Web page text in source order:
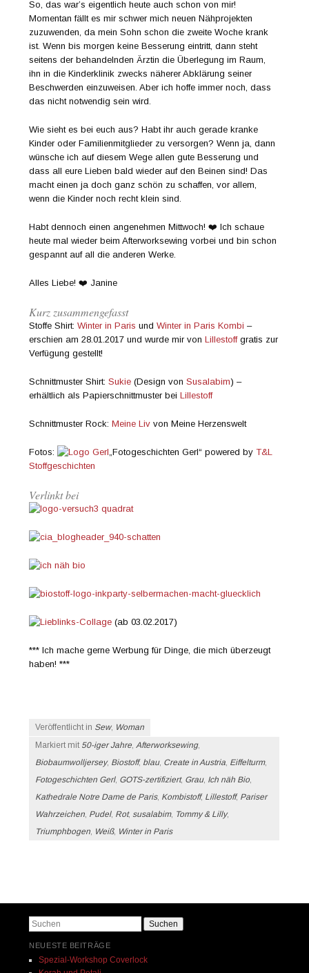
So, das war’s eigentlich heute auch schon von mir!
Momentan fällt es mir schwer mich neuen Nähprojekten
zuzuwenden, da mein Sohn schon die zweite Woche krank
ist. Wenn bis morgen keine Besserung eintritt, dann steht
seitens der behandelnden Ärztin die Überlegung im Raum,
ihn in die Kinderklinik zwecks näherer Abklärung seiner
Beschwerden einzuweisen. Aber ich hoffe immer noch, dass
das nicht notwendig sein wird.
Wie sieht es bei euch aus? Habt ihr auch gerade kranke
Kinder oder Familienmitglieder zu versorgen? Wenn ja, dann
wünsche ich auf diesem Wege allen gute Besserung und
dass all eure Lieben bald wieder auf den Beinen sind! Das
macht einen ja doch ganz schön zu schaffen, vor allem,
wenn die Kinder noch recht klein sind.
Habt dennoch einen angenehmen Mittwoch! ❤️ Ich schaue
heute mal wieder beim Afterworksewing vorbei und bin schon
gespannt auf all die anderen Werke.
Alles Liebe! ❤️ Janine
Kurz zusammengefasst
Stoffe Shirt:Winter in Paris undWinter in Paris Kombi –
erschien am 28.01.2017 und wurde mir vonLillestoffgratis zur
Verfügung gestellt!
Schnittmuster Shirt:Sukie (Design vonSusalabim) –
erhältlich als Papierschnittmuster beiLillestoff
Schnittmuster Rock:Meine Liv von Meine Herzenswelt
Fotos: „Fotogeschichten Gerl“ powered byT&L
Stoffgeschichten
Verlinkt bei
(ab 03.02.2017)
*** Ich mache gerne Werbung für Dinge, die mich überzeugt
haben! ***
Veröffentlicht in Sew, Woman
Markiert mit 50-iger Jahre,Afterworksewing,
Biobaumwolljersey, Biostoff, blau, Create in Austria, Eiffelturm,
Fotogeschichten Gerl, GOTS-zertifiziert, Grau, Ich näh Bio,
Kathedrale Notre Dame de Paris, Kombistoff, Lillestoff, Pariser
Wahrzeichen, Pudel, Rot, susalabim, Tommy & Lilly,
Triumphbogen, Weiß, Winter in Paris
Suchen
NEUESTE BEITRÄGE
Spezial-Workshop Coverlock